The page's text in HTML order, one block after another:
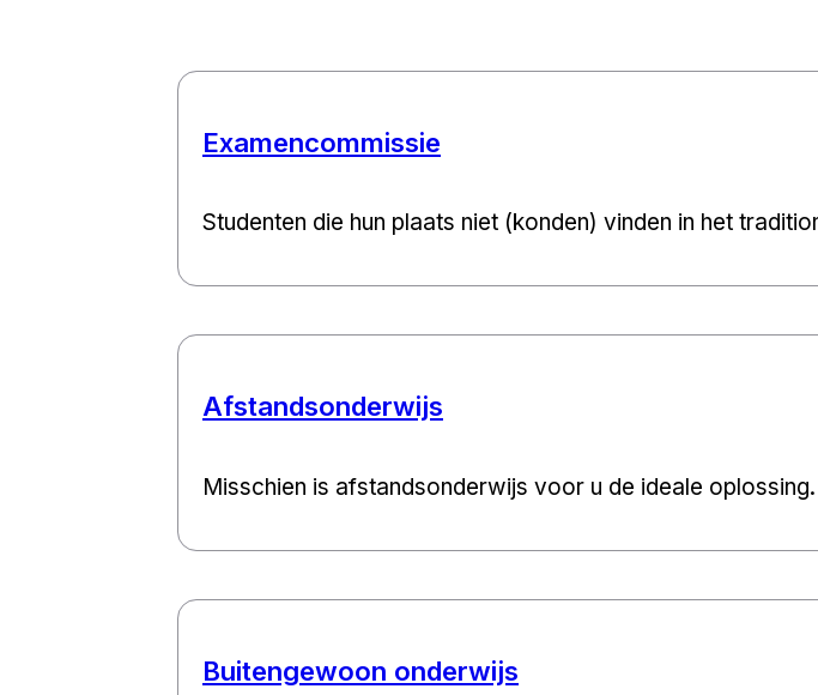
Examencommissie
Studenten die hun plaats niet (konden) vinden in het
Afstandsonderwijs
Misschien is afstandsonderwijs voor u de ideale
Buitengewoon onderwijs